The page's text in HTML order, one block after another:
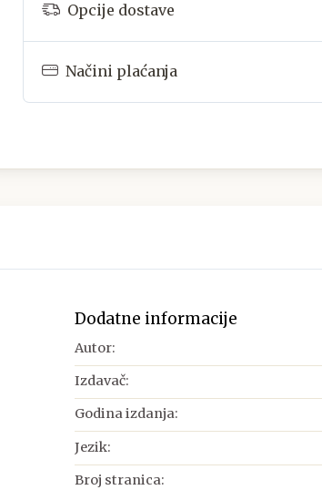
Opcije dostave
Načini plaćanja
Dodatne informacije
Autor:
Izdavač:
Godina izdanja:
Jezik:
Broj stranica: